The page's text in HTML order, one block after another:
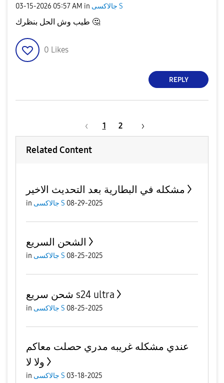
‎03-15-2026 05:57 AM in جالاكسى S
🤔
0 Likes
REPLY
1 2
Related Content
مشكله في البطارية بعد التحديث الاخير
in جالاكسى S 08-29-2025
الشحن السريع
in جالاكسى S 08-25-2025
شحن سريع s24 ultra
in جالاكسى S 08-25-2025
عندي مشكله غريبه مدري حصلت معاكم
ولا لا
in جالاكسى S 03-18-2025